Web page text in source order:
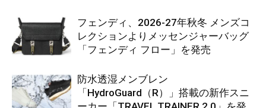
フェンディ、2026-27年秋冬 メンズコ
レクションよりメッセンジャーバッグ
「フェンディ フロー」を発売
防水透湿メンブレン
「HydroGuard（R）」搭載の新作スニ